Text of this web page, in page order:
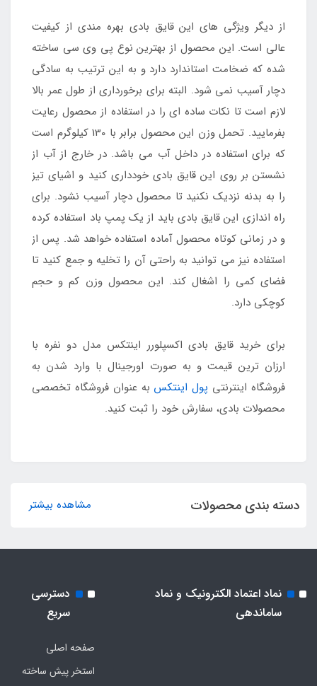
از دیگر ویژگی های این قایق بادی بهره مندی از کیفیت
عالی است. این محصول از بهترین نوع پی وی سی ساخته
شده که ضخامت استاندارد دارد و به این ترتیب به سادگی
دچار آسیب نمی شود. البته برای برخورداری از طول عمر بالا
لازم است تا نکات ساده ای را در استفاده از محصول رعایت
بفرمایید. تحمل وزن این محصول برابر با 130 کیلوگرم است
که برای استفاده در داخل آب می باشد. در خارج از آب از
نشستن بر روی این قایق بادی خودداری کنید و اشیای تیز
را به بدنه نزدیک نکنید تا محصول دچار آسیب نشود. برای
راه اندازی این قایق بادی باید از یک پمپ باد استفاده کرده
و در زمانی کوتاه محصول آماده استفاده خواهد شد. پس از
استفاده نیز می توانید به راحتی آن را تخلیه و جمع کنید تا
فضای کمی را اشغال کند. این محصول وزن کم و حجم
کوچکی دارد.
برای خرید قایق بادی اکسپلورر اینتکس مدل دو نفره با
ارزان ترین قیمت و به صورت اورجینال با وارد شدن به
فروشگاه اینترنتی پول اینتکس به عنوان فروشگاه تخصصی
محصولات بادی، سفارش خود را ثبت کنید.
دسته بندی محصولات مشاهده بیشتر
نماد اعتماد الکترونیک و نماد
ساماندهی
دسترسی
سریع
صفحه اصلی
استخر پیش ساخته